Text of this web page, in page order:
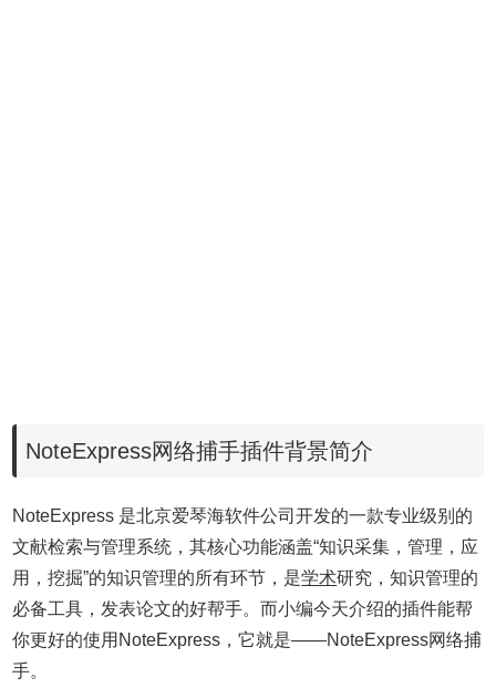
NoteExpress网络捕手插件背景简介
NoteExpress 是北京爱琴海软件公司开发的一款专业级别的
文献检索与管理系统，其核心功能涵盖“知识采集，管理，应
用，挖掘”的知识管理的所有环节，是学术研究，知识管理的
必备工具，发表论文的好帮手。而小编今天介绍的插件能帮
你更好的使用NoteExpress，它就是——NoteExpress网络捕
手。